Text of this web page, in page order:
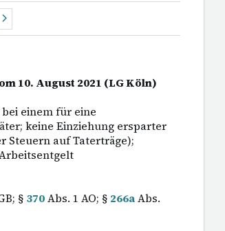
10. August 2021 (LG Köln)
einem für eine
keine Einziehung ersparter
Steuern auf Taterträge);
§ 370Abs. 1 AO; § 266aAbs.